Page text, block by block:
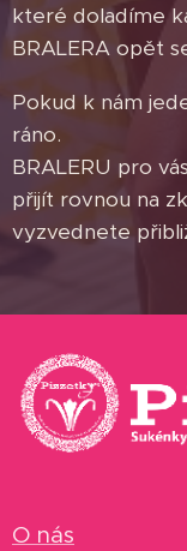
které doladíme
BRALERA opět
Pokud k nám
ráno.
BRALERU pro
přijít rovnou na
vyzvednete
O nás